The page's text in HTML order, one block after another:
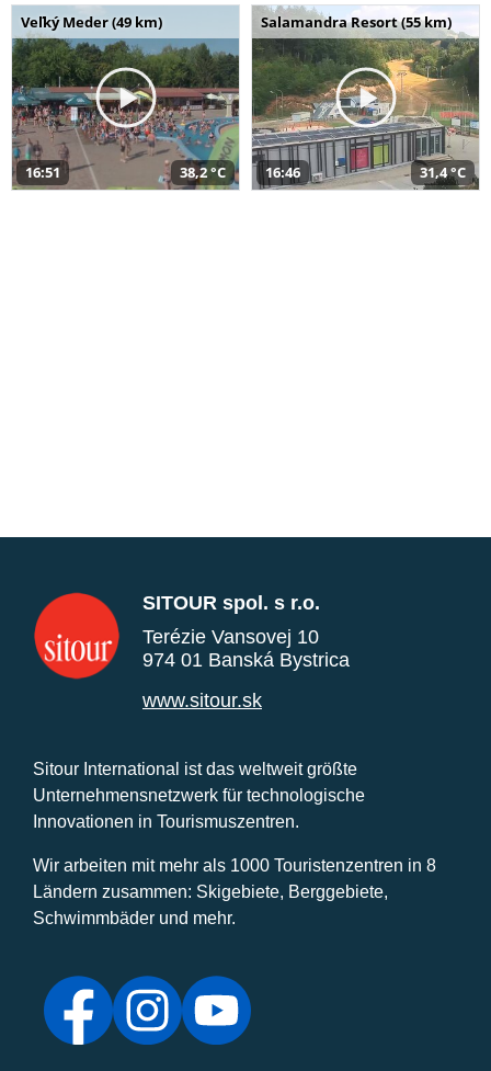
Veľký Meder (49 km)
16:51 38,2 °C
Salamandra Resort (55 km)
16:46 31,4 °C
SITOUR spol. s r.o.
Terézie Vansovej 10
974 01 Banská Bystrica
www.sitour.sk
Sitour International ist das weltweit größte
Unternehmensnetzwerk für technologische
Innovationen in Tourismuszentren.
Wir arbeiten mit mehr als 1000 Touristenzentren in 8
Ländern zusammen: Skigebiete, Berggebiete,
Schwimmbäder und mehr.